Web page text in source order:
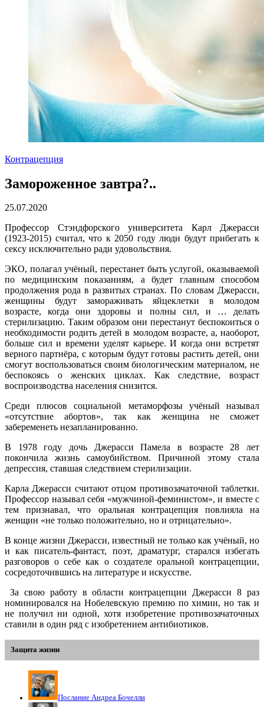
Контрацепция
Замороженное завтра?..
25.07.2020
Профессор Стэндфорского университета Карл Джерасси
(1923-2015) считал, что к 2050 году люди будут прибегать к
сексу исключительно ради удовольствия.
ЭКО, полагал учёный, перестанет быть услугой, оказываемой
по медицинским показаниям, а будет главным способом
продолжения рода в развитых странах. По словам Джерасси,
женщины будут замораживать яйцеклетки в молодом
возрасте, когда они здоровы и полны сил, и … делать
стерилизацию. Таким образом они перестанут беспокоиться о
необходимости родить детей в молодом возрасте, а, наоборот,
больше сил и времени уделят карьере. И когда они встретят
верного партнёра, с которым будут готовы растить детей, они
смогут воспользоваться своим биологическим материалом, не
беспокоясь о женских циклах. Как следствие, возраст
воспроизводства населения снизится.
Среди плюсов социальной метаморфозы учёный называл
«отсутствие абортов», так как женщина не сможет
забеременеть незапланированно.
В 1978 году дочь Джерасси Памела в возрасте 28 лет
покончила жизнь самоубийством. Причиной этому стала
депрессия, ставшая следствием стерилизации.
Карла Джерасси считают отцом противозачаточной таблетки.
Профессор называл себя «мужчиной-феминистом», и вместе с
тем признавал, что оральная контрацепция повлияла на
женщин «не только положительно, но и отрицательно».
В конце жизни Джерасси, известный не только как учёный, но
и как писатель-фантаст, поэт, драматург, старался избегать
разговоров о себе как о создателе оральной контрацепции,
сосредоточившись на литературе и искусстве.
За свою работу в области контрацепции Джерасси 8 раз
номинировался на Нобелевскую премию по химии, но так и
не получил ни одной, хотя изобретение противозачаточных
ставили в один ряд с изобретением антибиотиков.
Защита жизни
Послание Андреа Бочелли